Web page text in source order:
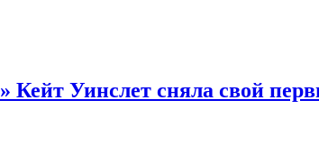
Кейт Уинслет сняла свой